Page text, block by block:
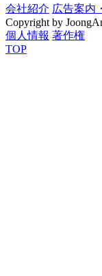
会社紹介 広告案内
Copyright by
個人情報 著作権
TOP